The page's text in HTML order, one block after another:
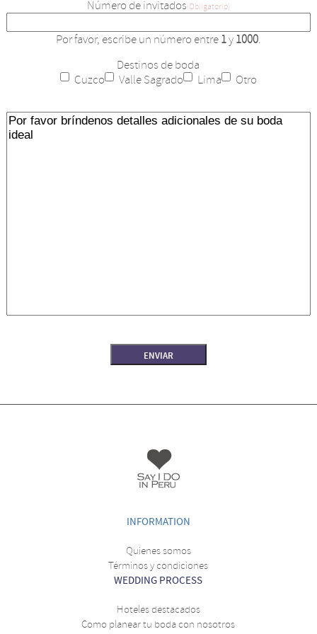
Número de invitados(Obligatorio)
Por favor, escribe un número entre1y1000.
Destinos de boda
Cuzco
Valle Sagrado Lima Otro
Details
INFORMATION
Quienes somos
Términos y condiciones
WEDDING PROCESS
Hoteles destacados
Como planear tu boda con nosotros